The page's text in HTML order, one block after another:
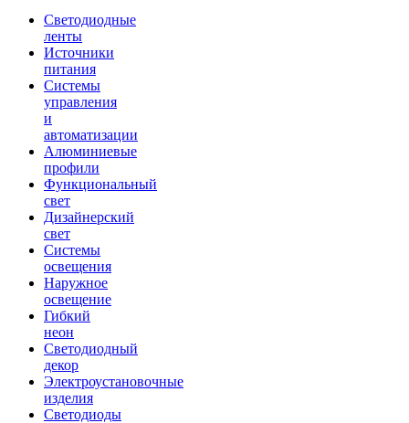
Светодиодные
ленты
Источники
питания
Системы
управления
и
автоматизации
Алюминиевые
профили
Функциональный
свет
Дизайнерский
свет
Системы
освещения
Наружное
освещение
Гибкий
неон
Светодиодный
декор
Электроустановочные
изделия
Светодиоды